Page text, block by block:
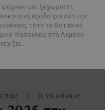
ψάχνεις μια ξεχωριστή
έξοδο για όλη την
τότε το Βοτανικό
Φασούλας στη Λεμεσό